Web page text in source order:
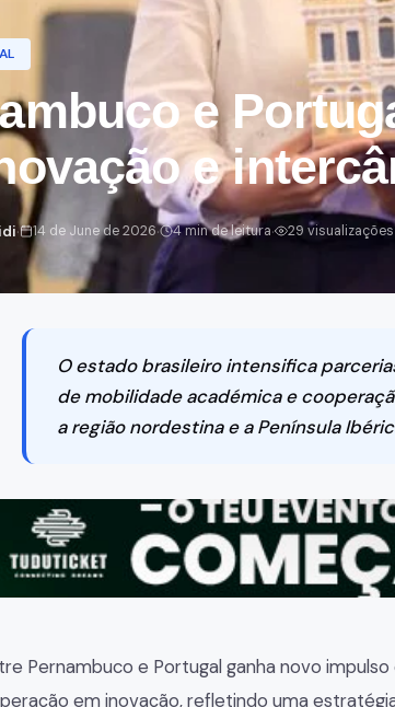
BookingBias
Voos, Hotéis & Viagens
e
e
· 14 de June de 2026· 4 min de leitura· 29 visualizações
O estado brasileiro intensifica
de mobilidade académica e
a região nordestina e a Península
Pernambuco e Portugal ganha novo
em inovação, refletindo uma